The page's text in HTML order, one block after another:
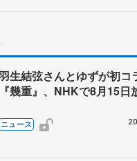
生結弦さんとゆずが初
『幾重』、NHKで8月15日
ニュース